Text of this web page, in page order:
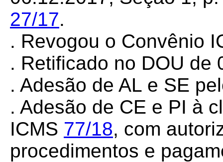
27/17.
. Revogou o Convênio
. Retificado no DOU de
. Adesão de AL e SE
. Adesão de CE e PI à
ICMS 77/18, com
procedimentos e